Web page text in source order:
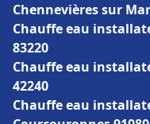
Chennevières sur
Chauffe eau
83220
Chauffe eau
42240
Chauffe eau